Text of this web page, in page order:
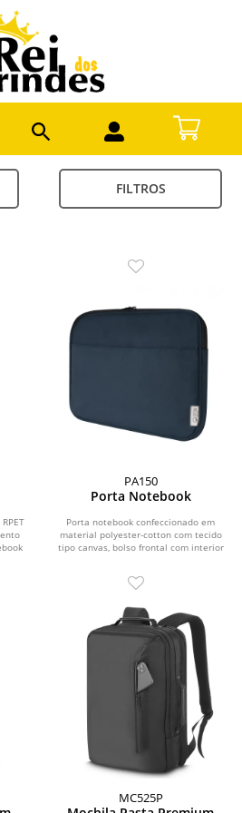
FILTROS
PA150
Porta Notebook
Porta notebook confeccionado em
material polyester-cotton com tecido
tipo canvas, bolso frontal com interior
MC525P